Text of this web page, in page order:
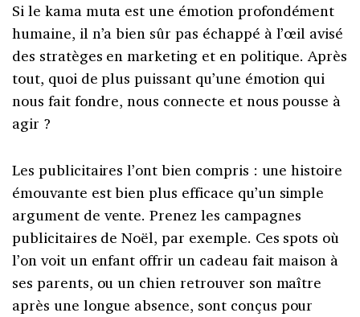
Si le kama muta est une émotion profondément
humaine, il n’a bien sûr pas échappé à l’œil avisé
des stratèges en marketing et en politique. Après
tout, quoi de plus puissant qu’une émotion qui
nous fait fondre, nous connecte et nous pousse à
agir ?
Les publicitaires l’ont bien compris : une histoire
émouvante est bien plus efficace qu’un simple
argument de vente. Prenez les campagnes
publicitaires de Noël, par exemple. Ces spots où
l’on voit un enfant offrir un cadeau fait maison à
ses parents, ou un chien retrouver son maître
après une longue absence, sont conçus pour